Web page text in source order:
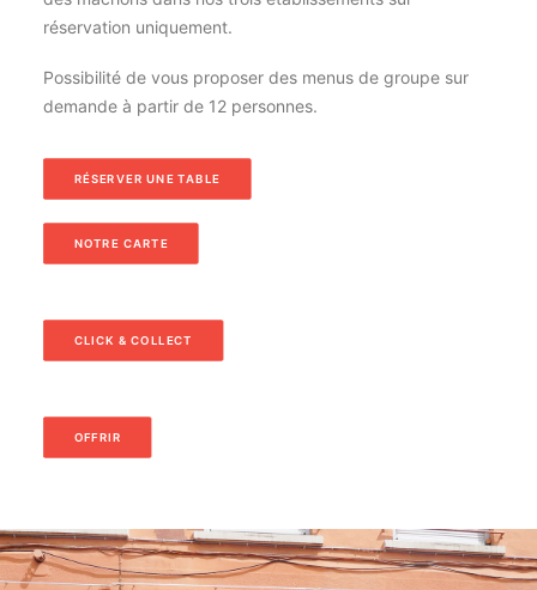
réservation uniquement.
Possibilité de vous proposer des menus de groupe sur
demande à partir de 12 personnes.
RÉSERVER UNE TABLE
NOTRE CARTE
CLICK & COLLECT
OFFRIR